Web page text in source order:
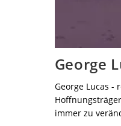
George
George Lucas -
immer zu